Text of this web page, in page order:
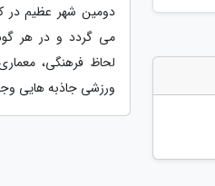
دومین شهر عظیم در
می گردد و در هر
لحاظ فرهنگی،
ورزشی جاذبه هایی